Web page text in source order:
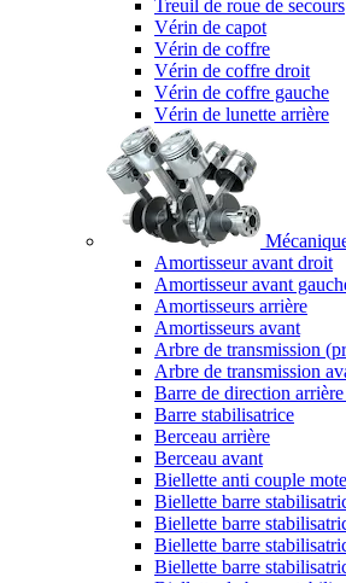
Treuil de roue de secours
Vérin de capot
Vérin de coffre
Vérin de coffre droit
Vérin de coffre gauche
Vérin de lunette arrière
Amortisseur avant droit
Amortisseur avant
Amortisseurs arrière
Amortisseurs avant
Arbre de transmission
Arbre de transmission
Barre de direction
Barre stabilisatrice
Berceau arrière
Berceau avant
Biellette anti couple
Biellette barre
Biellette barre
Biellette barre
Biellette barre